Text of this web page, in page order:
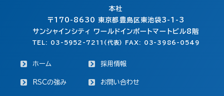
本社
〒170-8630東京都豊島区東池袋3-1-3
サンシャインシティ ワールドインポートマートビル8階
TEL: 03-5952-7211(代表) FAX: 03-3986-0549
ホーム
RSCの強み
採用情報
お問い合わせ